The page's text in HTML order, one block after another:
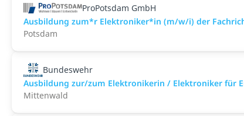
ProPotsdam GmbH
Ausbildung zum*r Elektroniker*in (m/w/i) der
Potsdam
Bundeswehr
Ausbildung zur/zum Elektronikerin / Elektroniker für
Mittenwald